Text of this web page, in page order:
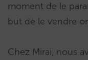
moment de le
but de le vendre
Chez Mirai, nous